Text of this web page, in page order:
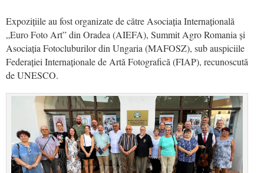
Expozițiile au fost organizate de către Asociația Internațională
„Euro Foto Art” din Oradea (AIEFA), Summit Agro Romania și
Asociația Fotocluburilor din Ungaria (MAFOSZ), sub auspiciile
Federației Internaționale de Artă Fotografică (FIAP), recunoscută
de UNESCO.